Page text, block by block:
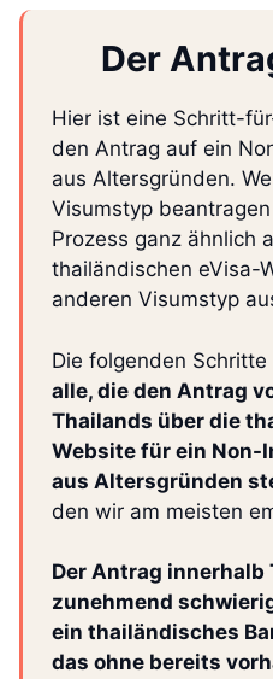
Der
Hier ist eine Schritt-
den Antrag auf ein
aus Altersgründen.
Visumstyp
Prozess ganz ähnlich
thailändischen eVisa-
anderen Visumstyp
Die folgenden
alle, die den Antrag
Thailands über die
Website für ein
aus Altersgründen
den wir am meisten
Der Antrag innerhalb
zunehmend
ein thailändisches
das ohne bereits